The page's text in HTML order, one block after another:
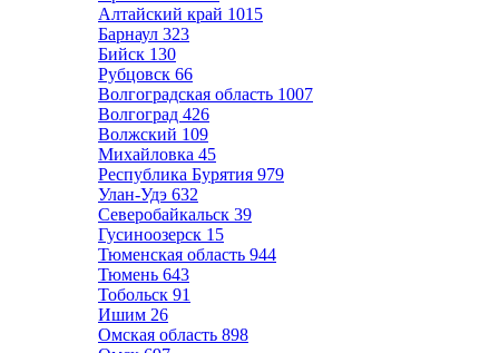
Алтайский край 1015
Барнаул 323
Бийск 130
Рубцовск 66
Волгоградская область 1007
Волгоград 426
Волжский 109
Михайловка 45
Республика Бурятия 979
Улан-Удэ 632
Северобайкальск 39
Гусиноозерск 15
Тюменская область 944
Тюмень 643
Тобольск 91
Ишим 26
Омская область 898